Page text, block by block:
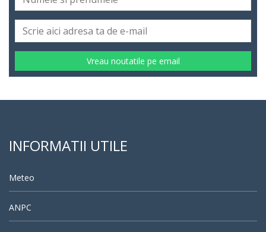
Vreau noutatile pe email
INFORMATII UTILE
Meteo
ANPC